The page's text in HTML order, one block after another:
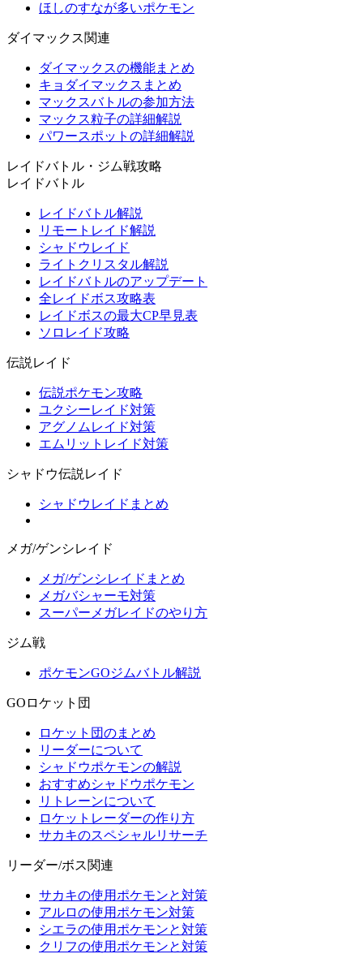
ほしのすなが多いポケモン
ダイマックス関連
ダイマックスの機能まとめ
キョダイマックスまとめ
マックスバトルの参加方法
マックス粒子の詳細解説
パワースポットの詳細解説
レイドバトル・ジム戦攻略
レイドバトル
レイドバトル解説
リモートレイド解説
シャドウレイド
ライトクリスタル解説
レイドバトルのアップデート
全レイドボス攻略表
レイドボスの最大CP早見表
ソロレイド攻略
伝説レイド
伝説ポケモン攻略
ユクシーレイド対策
アグノムレイド対策
エムリットレイド対策
シャドウ伝説レイド
シャドウレイドまとめ
メガ/ゲンシレイド
メガ/ゲンシレイドまとめ
メガバシャーモ対策
スーパーメガレイドのやり方
ジム戦
ポケモンGOジムバトル解説
GOロケット団
ロケット団のまとめ
リーダーについて
シャドウポケモンの解説
おすすめシャドウポケモン
リトレーンについて
ロケットレーダーの作り方
サカキのスペシャルリサーチ
リーダー/ボス関連
サカキの使用ポケモンと対策
アルロの使用ポケモン対策
シエラの使用ポケモンと対策
クリフの使用ポケモンと対策